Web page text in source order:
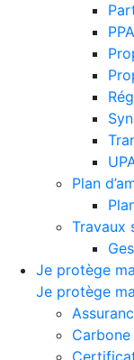
Plan
Travaux
Je protège
Je protège